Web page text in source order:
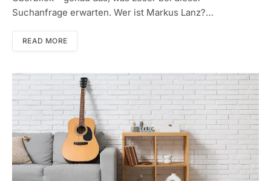
Suchanfrage erwarten. Wer ist Markus Lanz?…
READ MORE